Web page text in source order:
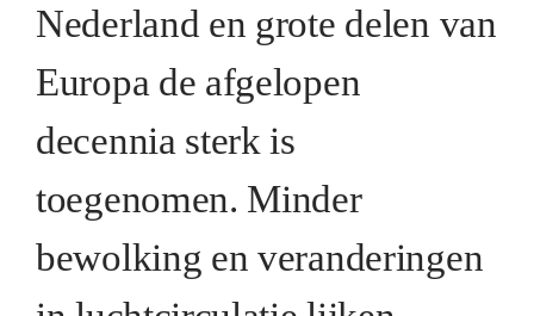
Nederland en grote delen van
Europa de afgelopen
decennia sterk is
toegenomen. Minder
bewolking en veranderingen